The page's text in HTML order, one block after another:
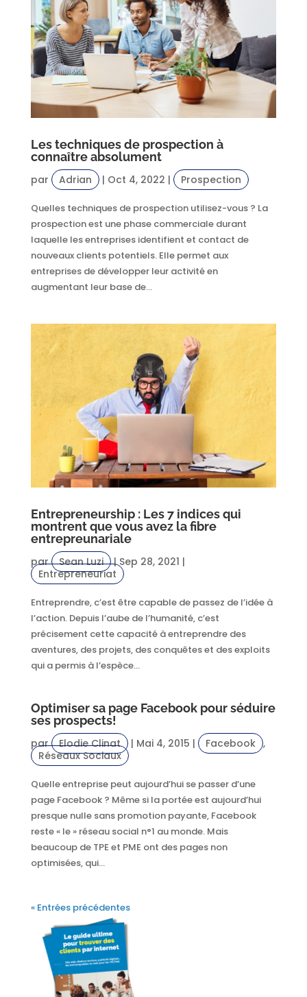
Les techniques de prospection à
connaître absolument
par Adrian | Oct 4, 2022 | Prospection
Quelles techniques de prospection utilisez-vous ? La
prospection est une phase commerciale durant
laquelle les entreprises identifient et contact de
nouveaux clients potentiels. Elle permet aux
entreprises de développer leur activité en
augmentant leur base de...
Entrepreneurship : Les 7 indices qui
montrent que vous avez la fibre
entrepreunariale
par Sean Luzi |Sep 28, 2021 |
Entrepreneuriat
Entreprendre, c’est être capable de passez de l’idée à
l’action. Depuis l’aube de l’humanité, c’est
précisement cette capacité à entreprendre des
aventures, des projets, des conquêtes et des exploits
qui a permis à l’espèce...
Optimiser sa page Facebook pour séduire
ses prospects!
par Elodie Clinat | Mai 4, 2015 | Facebook ,
Réseaux Sociaux
Quelle entreprise peut aujourd’hui se passer d’une
page Facebook ? Même si la portée est aujourd’hui
presque nulle sans promotion payante, Facebook
reste « le » réseau social n°1 au monde. Mais
beaucoup de TPE et PME ont des pages non
optimisées, qui...
« Entrées précédentes